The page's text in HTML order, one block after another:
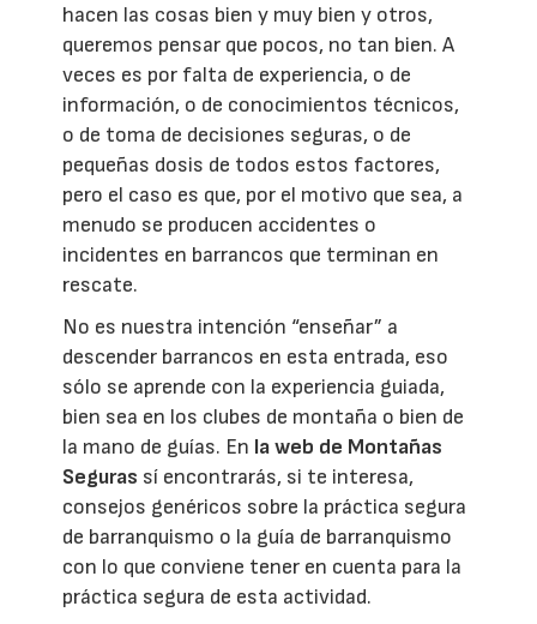
hacen las cosas bien y muy bien y otros,
queremos pensar que pocos, no tan bien. A
veces es por falta de experiencia, o de
información, o de conocimientos técnicos,
o de toma de decisiones seguras, o de
pequeñas dosis de todos estos factores,
pero el caso es que, por el motivo que sea, a
menudo se producen accidentes o
incidentes en barrancos que terminan en
rescate.
No es nuestra intención “enseñar” a
descender barrancos en esta entrada, eso
sólo se aprende con la experiencia guiada,
bien sea en los clubes de montaña o bien de
la mano de guías. En la web de Montañas
Seguras sí encontrarás, si te interesa,
consejos genéricos sobre la práctica segura
de barranquismo o la guía de barranquismo
con lo que conviene tener en cuenta para la
práctica segura de esta actividad.